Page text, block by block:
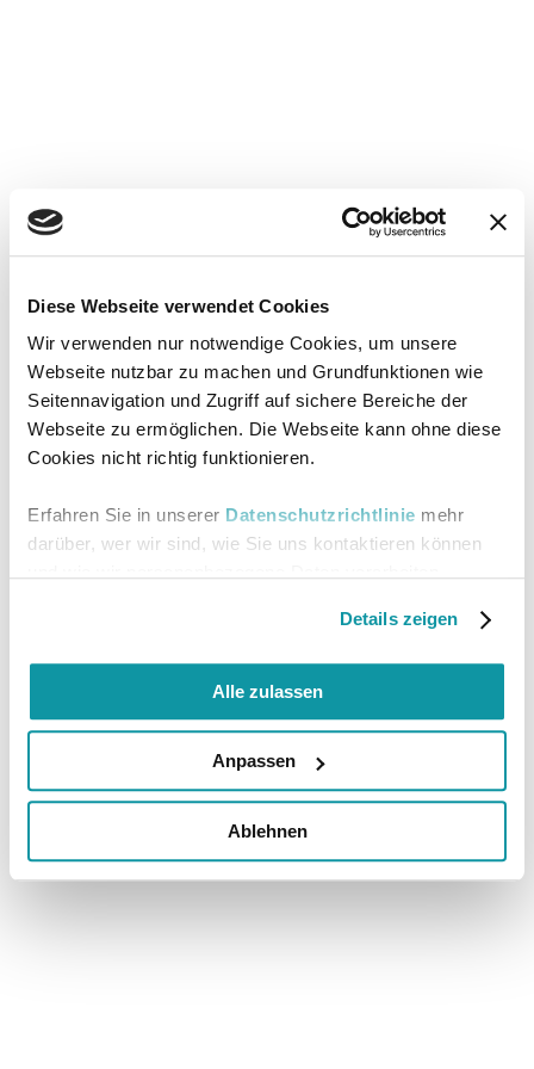
Diese Webseite verwendet Cookies
Wir verwenden nur notwendige Cookies, um unsere
Webseite nutzbar zu machen und Grundfunktionen wie
Seitennavigation und Zugriff auf sichere Bereiche der
Webseite zu ermöglichen. Die Webseite kann ohne diese
Cookies nicht richtig funktionieren.
Erfahren Sie in unserer Datenschutzrichtlinie mehr
darüber, wer wir sind, wie Sie uns kontaktieren können
Details zeigen
Alle zulassen
Anpassen
Ablehnen